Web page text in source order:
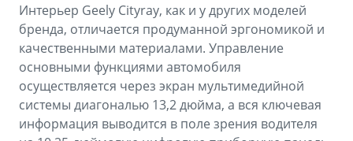
Интерьер Geely Cityray, как и у других моделей
бренда, отличается продуманной эргономикой и
качественными материалами. Управление
основными функциями автомобиля
осуществляется через экран мультимедийной
системы диагональю 13,2 дюйма, а вся ключевая
информация выводится в поле зрения водителя